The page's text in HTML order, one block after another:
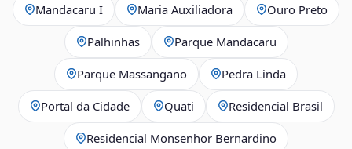
Mandacaru I Maria Auxiliadora Ouro Preto
Palhinhas Parque Mandacaru
Parque Massangano Pedra Linda
Portal da Cidade Quati Residencial Brasil
Residencial Monsenhor Bernardino